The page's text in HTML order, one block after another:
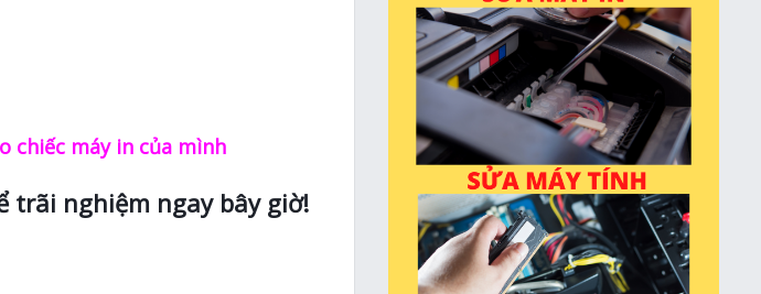
chiếc máy in của mình
trãi nghiệm ngay bây giờ!